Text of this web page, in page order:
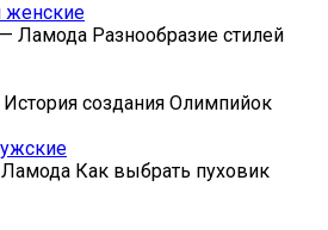
женские
Ламода Разнообразие стилей
создания Олимпийок
Как выбрать пуховик